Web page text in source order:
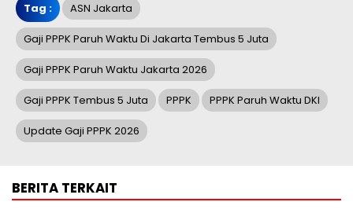
Tag : ASN Jakarta
Gaji PPPK Paruh Waktu Di Jakarta Tembus 5 Juta
Gaji PPPK Paruh Waktu Jakarta 2026
Gaji PPPK Tembus 5 Juta PPPK PPPK Paruh Waktu DKI
Update Gaji PPPK 2026
BERITA TERKAIT